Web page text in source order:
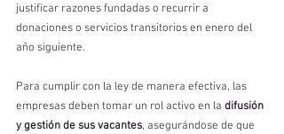
justificar razones fundadas o recurrir a
donaciones o servicios transitorios en enero del
año siguiente.
Para cumplir con la ley de manera efectiva, las
empresas deben tomar un rol activo en la difusión
y gestión de sus vacantes, asegurándose de que